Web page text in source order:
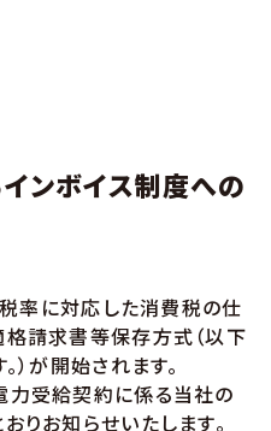
ンボイス制度への
率に対応した消費税の仕
格請求書等保存方式（以下
）が開始されます。
力受給契約に係る当社の
りお知らせいたします。